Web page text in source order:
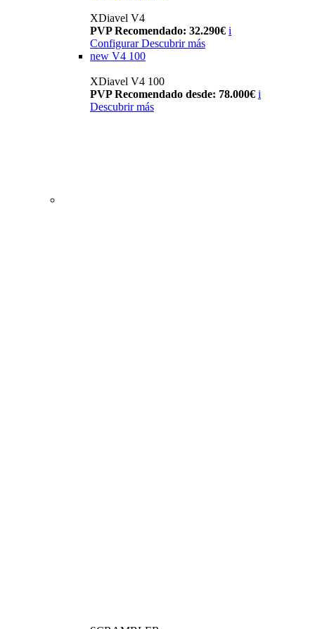
XDiavel V4
PVP Recomendado: 32.290€ i
Configurar Descubrir más
new V4 100
XDiavel V4 100
PVP Recomendado desde: 78.000€ i
Descubrir más